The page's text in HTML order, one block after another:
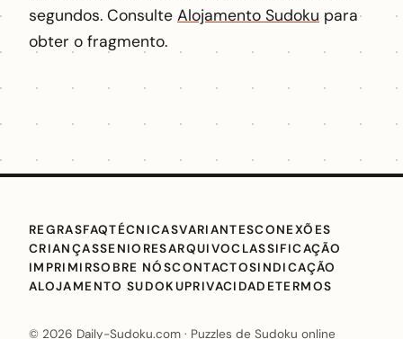
segundos. Consulte Alojamento Sudoku para
obter o fragmento.
REGRASFAQTÉCNICASVARIANTESCONEXÕES
CRIANÇASSENIORESARQUIVOCLASSIFICAÇÃO
IMPRIMIRSOBRE NÓSCONTACTOSINDICAÇÃO
ALOJAMENTO SUDOKUPRIVACIDADETERMOS
© 2026 Daily-Sudoku.com · Puzzles de Sudoku online